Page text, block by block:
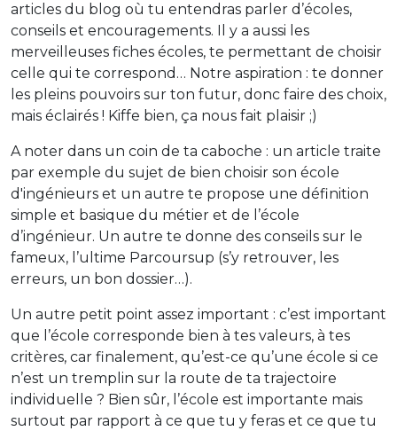
articles du blog où tu entendras parler d’écoles,
conseils et encouragements. Il y a aussi les
merveilleuses fiches écoles, te permettant de choisir
celle qui te correspond… Notre aspiration : te donner
les pleins pouvoirs sur ton futur, donc faire des choix,
mais éclairés ! Kiffe bien, ça nous fait plaisir ;)
A noter dans un coin de ta caboche : un article traite
par exemple du sujet de bien choisir son école
d'ingénieurs et un autre te propose une définition
simple et basique du métier et de l’école
d’ingénieur. Un autre te donne des conseils sur le
fameux, l’ultime Parcoursup (s’y retrouver, les
erreurs, un bon dossier…).
Un autre petit point assez important : c’est important
que l’école corresponde bien à tes valeurs, à tes
critères, car finalement, qu’est-ce qu’une école si ce
n’est un tremplin sur la route de ta trajectoire
individuelle ? Bien sûr, l’école est importante mais
surtout par rapport à ce que tu y feras et ce que tu